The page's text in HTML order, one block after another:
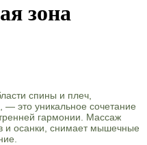
зона
спины и плеч,
это уникальное сочетание
гармонии. Массаж
и осанки, снимает мышечные